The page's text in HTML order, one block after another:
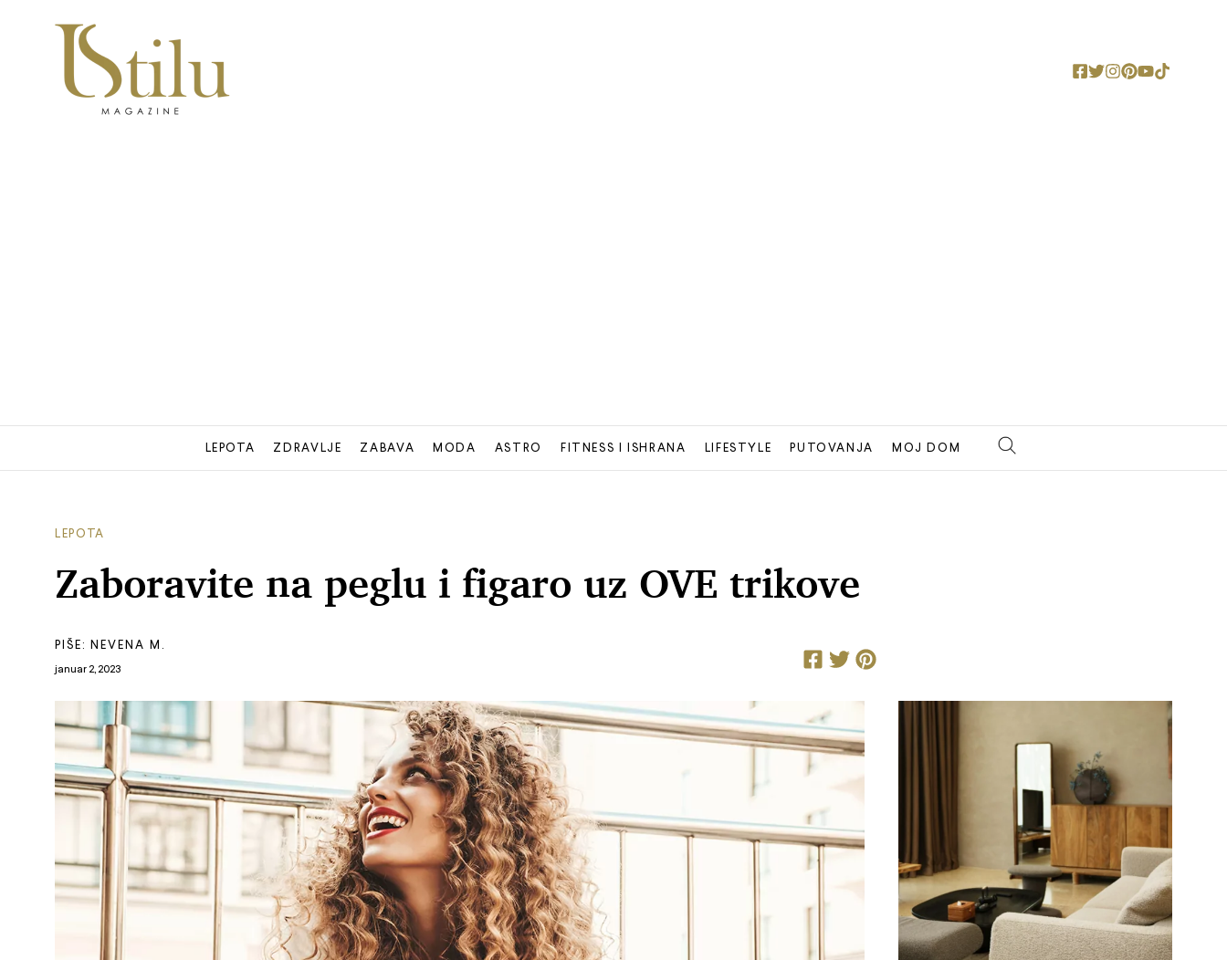
LEPOTA ZDRAVLJE ZABAVA MODA ASTRO FITNESS I ISHRANA LIFESTYLE PUTOVANJA MOJ DOM
LEPOTA
Zaboravite na peglu i figaro uz OVE trikove
PIŠE: NEVENA M.
januar 2, 2023